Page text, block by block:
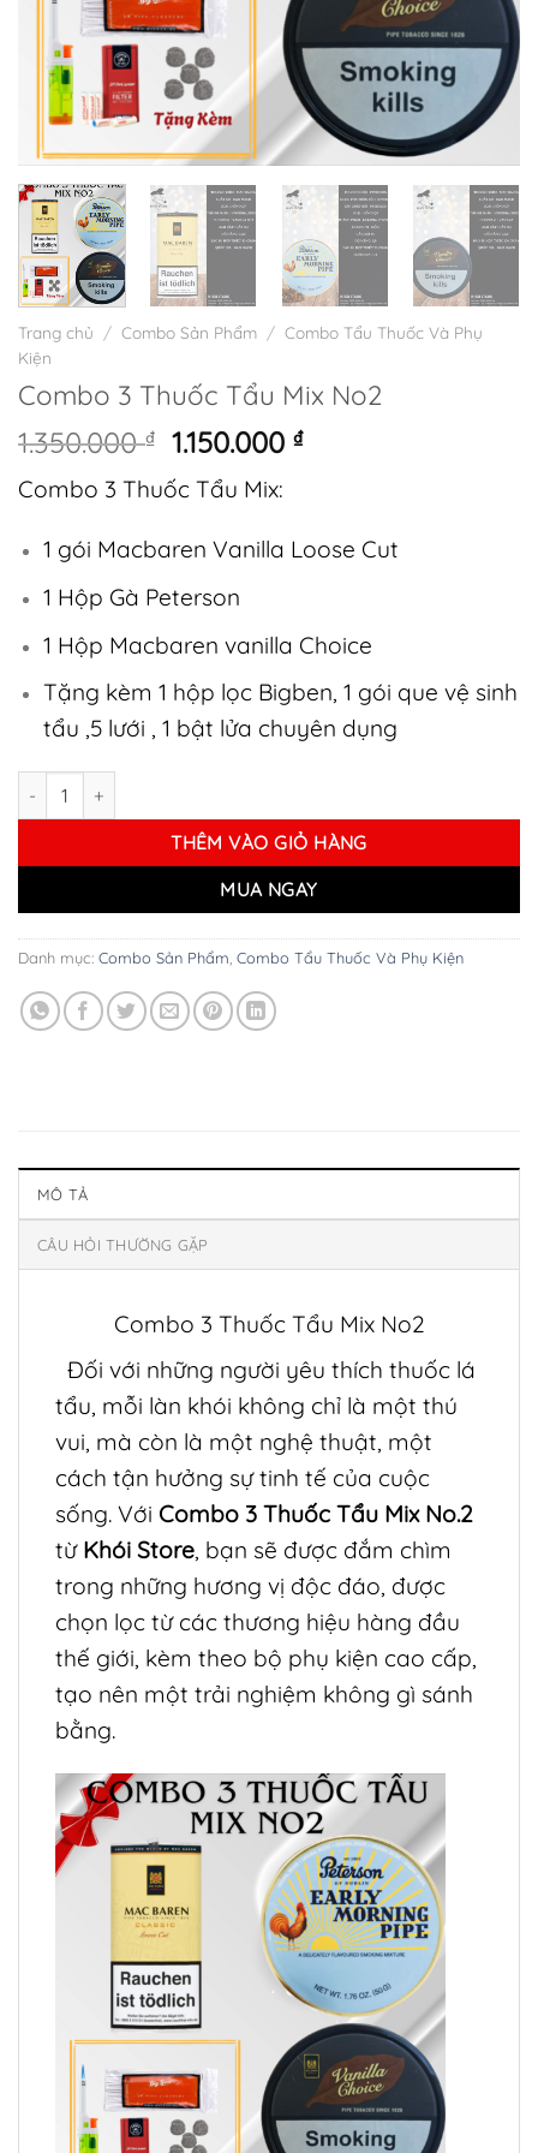
Trang chủ / Combo Sản Phẩm / Combo Tẩu Thuốc Và Phụ
Kiện
Combo 3 Thuốc Tẩu Mix No2
1.350.000₫
Giá
gốc
là:
1.150.000₫Giá
1.150.000 ₫.
Combo 3 Thuốc Tẩu Mix:
1 gói Macbaren Vanilla Loose Cut
1 Hộp Gà Peterson
1 Hộp Macbaren vanilla Choice
Tặng kèm 1 hộp lọc Bigben, 1 gói que vệ sinh
tẩu ,5 lưới , 1 bật lửa chuyên dụng
Combo 3 Thuốc Tẩu Mix No2 số lượng
THÊM VÀO GIỎ HÀNG
MUA NGAY
Danh mục: Combo Sản Phẩm Combo Tẩu Thuốc Và Phụ Kiện
MÔ TẢ
CÂU HỎI THƯỜNG GẶP
Combo 3 Thuốc Tẩu Mix No2
Đối với những người yêu thích thuốc lá
tẩu, mỗi làn khói không chỉ là một thú
vui, mà còn là một nghệ thuật, một
cách tận hưởng sự tinh tế của cuộc
sống. Với Combo 3 Thuốc Tẩu Mix No.2
từ Khói Store, bạn sẽ được đắm chìm
trong những hương vị độc đáo, được
chọn lọc từ các thương hiệu hàng đầu
thế giới, kèm theo bộ phụ kiện cao cấp,
tạo nên một trải nghiệm không gì sánh
bằng.